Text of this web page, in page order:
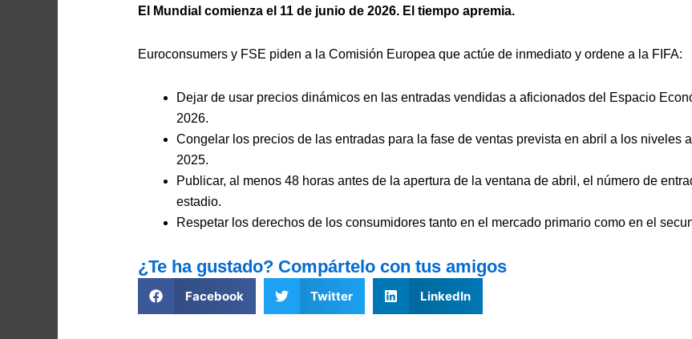
El Mundial comienza el 11 de junio de 2026. El tiempo apremia.
Euroconsumers y FSE piden a la Comisión Europea que actúe de inmediato y ordene a la FIFA:
Dejar de usar precios dinámicos en las entradas vendidas a aficionados del Espacio
2026.
Congelar los precios de las entradas para la fase de ventas prevista en abril a los niveles
2025.
Publicar, al menos 48 horas antes de la apertura de la ventana de abril, el número de
estadio.
Respetar los derechos de los consumidores tanto en el mercado primario como en el
¿Te ha gustado? Compártelo con tus amigos
Facebook Twitter LinkedIn